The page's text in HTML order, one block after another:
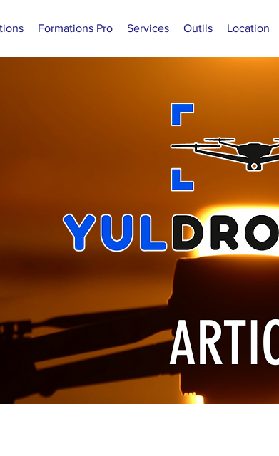
Formations Pro Services Outils Location